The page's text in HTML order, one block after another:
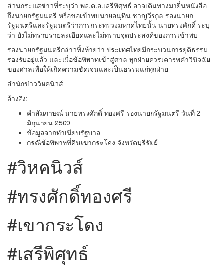
ส่วนกระแสข่าวที่ระบุว่า พล.ต.อ.เสรีพิศุทธ์ อาจเดินทางมายื่นหนังสือ
ถึงนายกรัฐมนตรี หรือขอเข้าพบนายอนุทิน ชาญวีรกูล รองนายก
รัฐมนตรีและรัฐมนตรีว่าการกระทรวงมหาดไทยนั้น นายทรงศักดิ์ ระบุ
ว่า ยังไม่ทราบรายละเอียดและไม่ทราบจุดประสงค์ของการเข้าพบ
รองนายกรัฐมนตรีกล่าวทิ้งท้ายว่า ประเทศไทยมีกระบวนการยุติธรรม
รองรับอยู่แล้ว และเมื่อข้อพิพาทเข้าสู่ศาล ทุกฝ่ายควรเคารพคำวินิจฉัย
ของศาลเพื่อให้เกิดความชัดเจนและเป็นธรรมแก่ทุกฝ่าย
สำนักข่าววิหคนิวส์
อ้างอิง:
คำสัมภาษณ์ นายทรงศักดิ์ ทองศรี รองนายกรัฐมนตรี วันที่ 2
มิถุนายน 2569
ข้อมูลจากทำเนียบรัฐบาล
กรณีข้อพิพาทที่ดินเขากระโดง จังหวัดบุรีรัมย์
#วิหคนิวส์
#ทรงศักดิ์ทองศรี
#เขากระโดง
#เสรีพิศุทธ์